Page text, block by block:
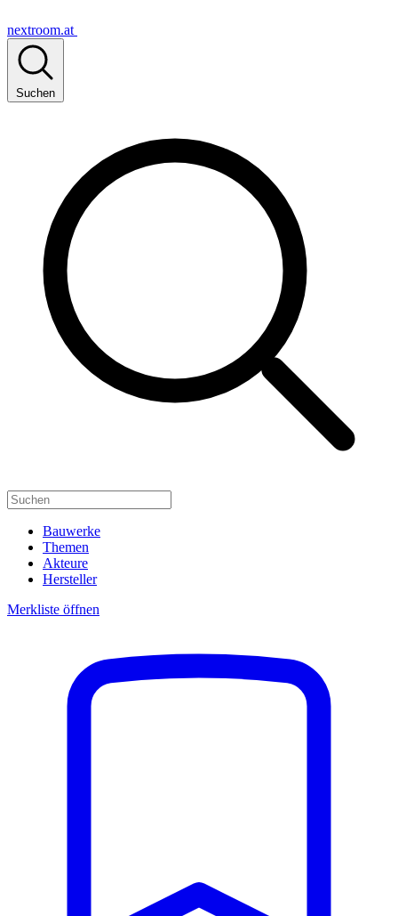
nextroom.at
Suchen
Bauwerke
Themen
Akteure
Hersteller
Merkliste öffnen